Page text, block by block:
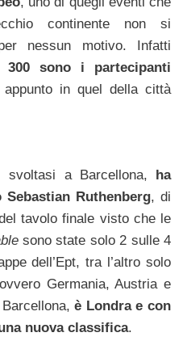
continente non si
nessun motivo. Infatti
300 sono i partecipanti
in quel della città
svoltasi a Barcellona, ha
Ruthenberg, di
tavolo finale visto che le
sono state solo 2 sulle 4
dell’Ept, tra l’altro solo
Germania, Austria e
Barcellona,è Londra e con
nuova classifica.